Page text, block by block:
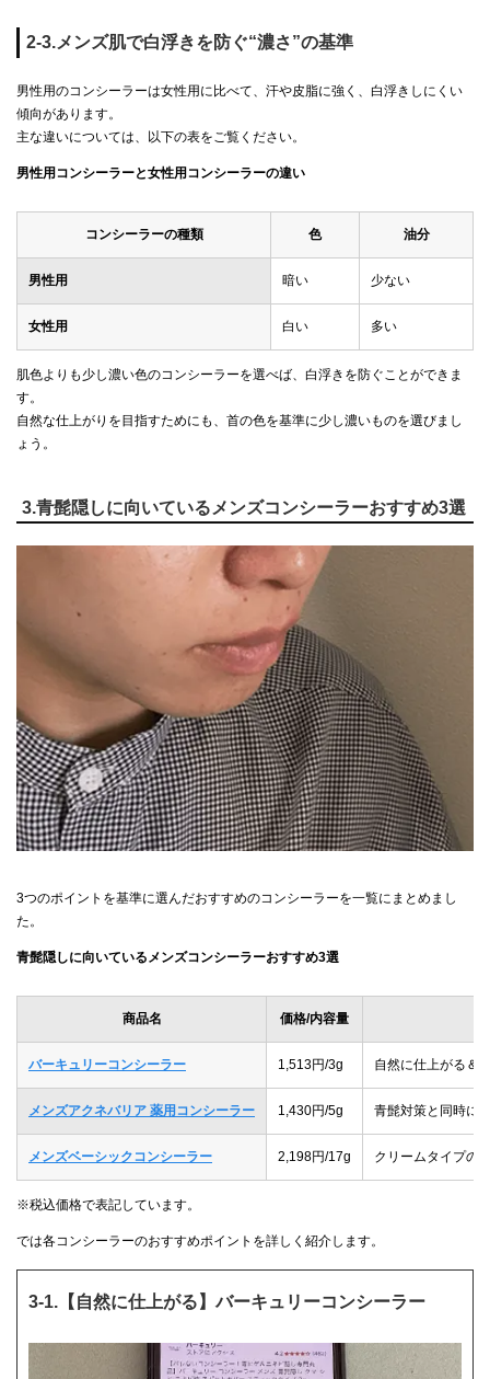
2-3.メンズ肌で白浮きを防ぐ“濃さ”の基準
男性用のコンシーラーは女性用に比べて、汗や皮脂に強く、白浮きしにくい
傾向があります。
主な違いについては、以下の表をご覧ください。
男性用コンシーラーと女性用コンシーラーの違い
コンシーラーの種類 色 油分
男性用 暗い 少ない
女性用 白い 多い
肌色よりも少し濃い色のコンシーラーを選べば、白浮きを防ぐことができま
す。
自然な仕上がりを目指すためにも、首の色を基準に少し濃いものを選びまし
ょう。
3.青髭隠しに向いているメンズコンシーラーおすすめ3選
3つのポイントを基準に選んだおすすめのコンシーラーを一覧にまとめまし
た。
青髭隠しに向いているメンズコンシーラーおすすめ3選
商品名 価格/内容量
バーキュリーコンシーラー 1,513円/3g 自然に仕上がる＆
メンズアクネバリア 薬用コンシーラー 1,430円/5g 青髭対策と同時に
メンズベーシックコンシーラー 2,198円/17g クリームタイプの
※税込価格で表記しています。
では各コンシーラーのおすすめポイントを詳しく紹介します。
3-1.【自然に仕上がる】バーキュリーコンシーラー